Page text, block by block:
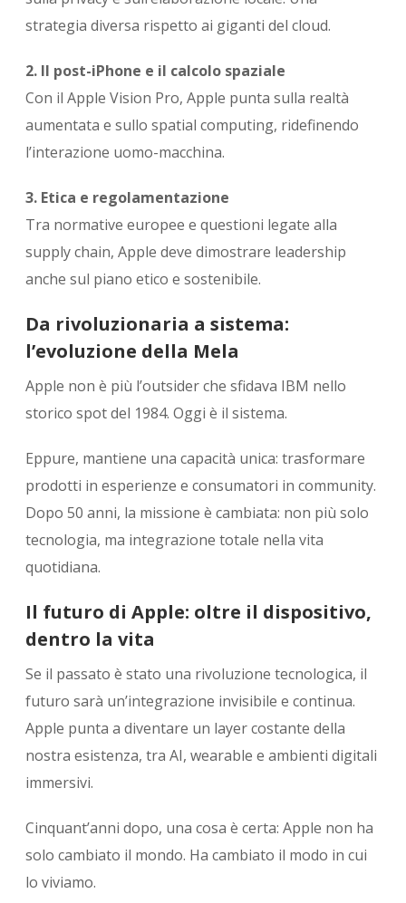
strategia diversa rispetto ai giganti del cloud.
2. Il post-iPhone e il calcolo spaziale
Con il Apple Vision Pro, Apple punta sulla realtà
aumentata e sullo spatial computing, ridefinendo
l’interazione uomo-macchina.
3. Etica e regolamentazione
Tra normative europee e questioni legate alla
supply chain, Apple deve dimostrare leadership
anche sul piano etico e sostenibile.
Da rivoluzionaria a sistema:
l’evoluzione della Mela
Apple non è più l’outsider che sfidava IBM nello
storico spot del 1984. Oggi è il sistema.
Eppure, mantiene una capacità unica: trasformare
prodotti in esperienze e consumatori in community.
Dopo 50 anni, la missione è cambiata: non più solo
tecnologia, ma integrazione totale nella vita
quotidiana.
Il futuro di Apple: oltre il dispositivo,
dentro la vita
Se il passato è stato una rivoluzione tecnologica, il
futuro sarà un’integrazione invisibile e continua.
Apple punta a diventare un layer costante della
nostra esistenza, tra AI, wearable e ambienti digitali
immersivi.
Cinquant’anni dopo, una cosa è certa: Apple non ha
solo cambiato il mondo. Ha cambiato il modo in cui
lo viviamo.